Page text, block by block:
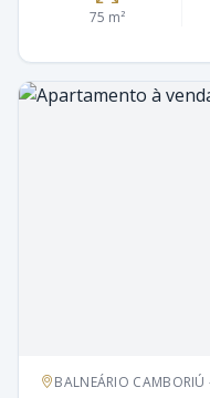
75 m²
BALNEÁRIO CAMBORIÚ